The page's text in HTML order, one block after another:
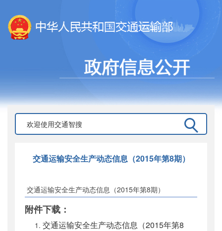
交通运输安全生产动态信息（2015年第8期）
交通运输安全生产动态信息（2015年第8期）
附件下载：
交通运输安全生产动态信息（2015年第8